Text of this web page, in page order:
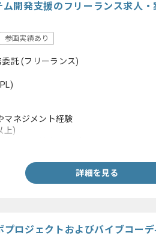
ム開発支援のフリーランス求人・
参画実績あり
委託(フリーランス)
マネジメント経験
上)
詳細を見る
プロジェクトおよびバイブコー